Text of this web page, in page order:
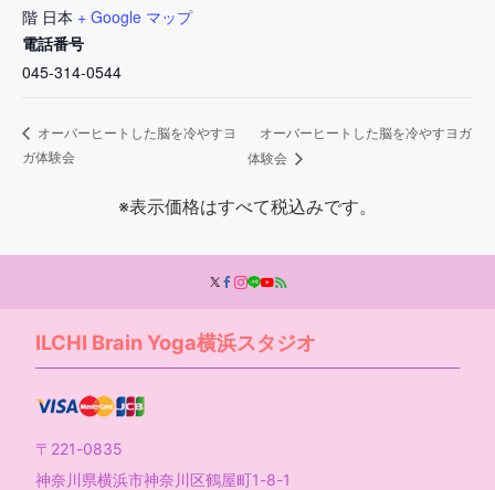
階 日本 + Google マップ
電話番号
045-314-0544
オーバーヒートした脳を冷やすヨ
ガ体験会
オーバーヒートした脳を冷やすヨガ
体験会
※表示価格はすべて税込みです。
ILCHI Brain Yoga横浜スタジオ
〒221-0835
神奈川県横浜市神奈川区鶴屋町1-8-1